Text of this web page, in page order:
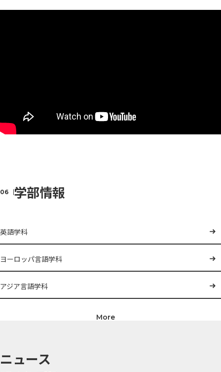
学部情報
英語学科
ヨーロッパ言語学科
アジア言語学科
ニュース